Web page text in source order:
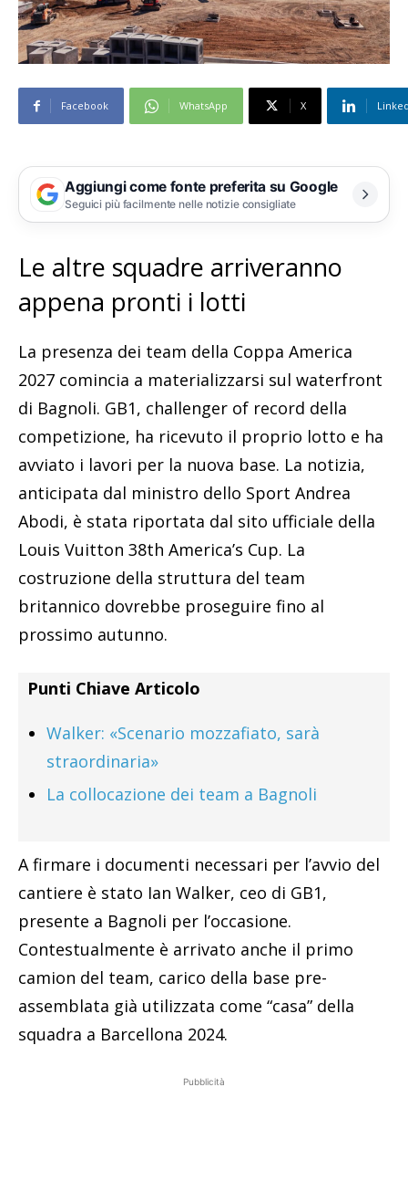
Facebook WhatsApp X
Aggiungi come fonte preferita su Google
Seguici più facilmente nelle notizie consigliate
Le altre squadre arriveranno
appena pronti i lotti
La presenza dei team della Coppa America
2027 comincia a materializzarsi sul waterfront
di Bagnoli. GB1, challenger of record della
competizione, ha ricevuto il proprio lotto e ha
avviato i lavori per la nuova base. La notizia,
anticipata dal ministro dello Sport Andrea
Abodi, è stata riportata dal sito ufficiale della
Louis Vuitton 38th America’s Cup. La
costruzione della struttura del team
britannico dovrebbe proseguire fino al
prossimo autunno.
Punti Chiave Articolo
Walker: «Scenario mozzafiato, sarà
straordinaria»
La collocazione dei team a Bagnoli
A firmare i documenti necessari per l’avvio del
cantiere è stato Ian Walker, ceo di GB1,
presente a Bagnoli per l’occasione.
Contestualmente è arrivato anche il primo
camion del team, carico della base pre-
assemblata già utilizzata come “casa” della
squadra a Barcellona 2024.
Pubblicità